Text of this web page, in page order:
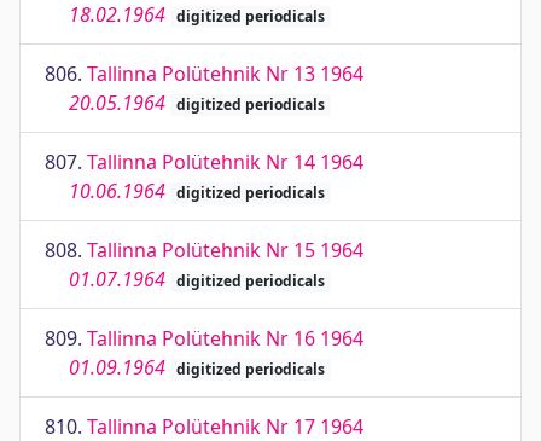
18.02.1964 digitized periodicals
806. Tallinna Polütehnik Nr 13 1964
20.05.1964 digitized periodicals
807. Tallinna Polütehnik Nr 14 1964
10.06.1964 digitized periodicals
808. Tallinna Polütehnik Nr 15 1964
01.07.1964 digitized periodicals
809. Tallinna Polütehnik Nr 16 1964
01.09.1964 digitized periodicals
810. Tallinna Polütehnik Nr 17 1964